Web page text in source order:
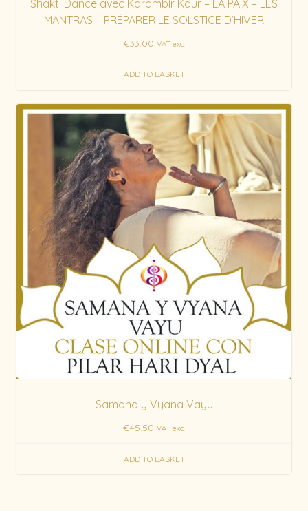
Shakti Dance avec Karambir Kaur – LA PAIX – LES
MANTRAS – PRÉPARER LE SOLSTICE D’HIVER
€33.00 VAT exc.
ADD TO BASKET
Samana y Vyana Vayu
€45.50 VAT exc.
ADD TO BASKET